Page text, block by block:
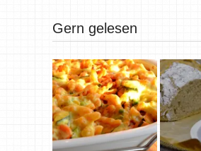
Gern gelesen